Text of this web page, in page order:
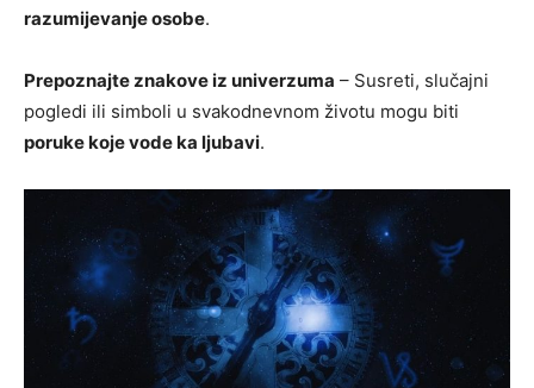
razumijevanje osobe.
Prepoznajte znakove iz univerzuma – Susreti, slučajni
pogledi ili simboli u svakodnevnom životu mogu biti
poruke koje vode ka ljubavi.